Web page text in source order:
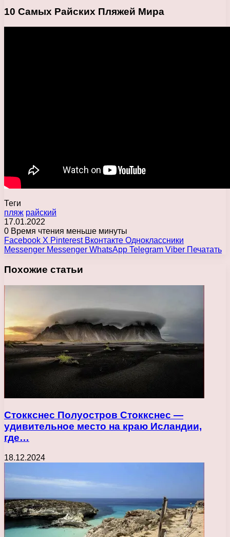
10 Самых Райских Пляжей Мира
Теги
пляж райский
17.01.2022
0 Время чтения меньше минуты
Facebook X Pinterest Вконтакте Одноклассники
Messenger Messenger WhatsApp Telegram Viber Печатать
Похожие статьи
Стоккснес Полуостров Стоккснес —
удивительное место на краю Исландии,
где…
18.12.2024